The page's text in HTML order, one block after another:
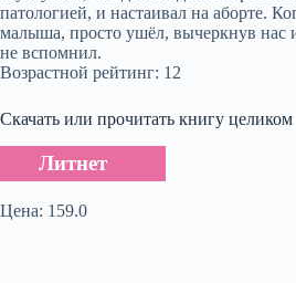
патологией, и настаивал на аборте.
малыша, просто ушёл, вычеркнув нас
не вспомнил.
Возрастной рейтинг: 12
Скачать или прочитать книгу целиком
Литнет
Цена: 159.0